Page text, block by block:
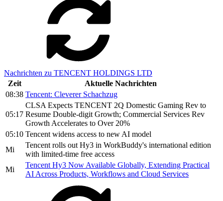
Nachrichten zu TENCENT HOLDINGS LTD
Zeit
Aktuelle Nachrichten
08:38 Tencent: Cleverer Schachzug
05:17
CLSA Expects TENCENT 2Q Domestic Gaming Rev to
Resume Double-digit Growth; Commercial Services Rev
Growth Accelerates to Over 20%
05:10 Tencent widens access to new AI model
Mi
Tencent rolls out Hy3 in WorkBuddy's international edition
with limited-time free access
Mi
Tencent Hy3 Now Available Globally, Extending Practical
AI Across Products, Workflows and Cloud Services